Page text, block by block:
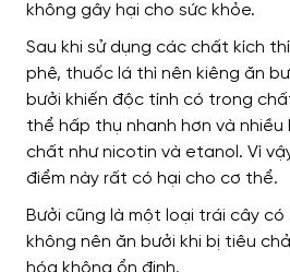
không gây hại cho sức khỏe.
Sau khi sử dụng các chất kích
phê, thuốc lá thì nên kiêng ăn
bưởi khiến độc tính có trong
thể hấp thụ nhanh hơn và
chất như nicotin và etanol. Vì
điểm này rất có hại cho cơ thể.
Bưởi cũng là một loại trái cây
không nên ăn bưởi khi bị tiêu